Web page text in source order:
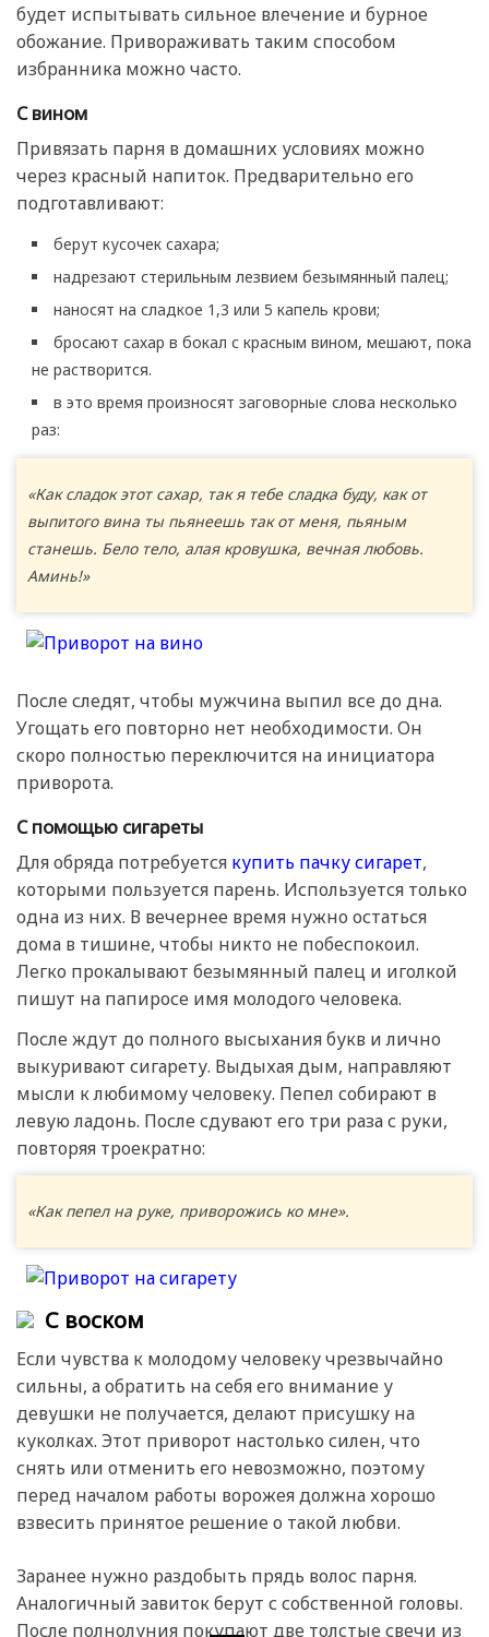
будет испытывать сильное влечение и бурное
обожание. Привораживать таким способом
избранника можно часто.
С вином
Привязать парня в домашних условиях можно
через красный напиток. Предварительно его
подготавливают:
берут кусочек сахара;
надрезают стерильным лезвием безымянный палец;
наносят на сладкое 1,3 или 5 капель крови;
бросают сахар в бокал с красным вином, мешают, пока
не растворится.
в это время произносят заговорные слова несколько
раз:
«Как сладок этот сахар, так я тебе сладка буду, как от
выпитого вина ты пьянеешь так от меня, пьяным
станешь. Бело тело, алая кровушка, вечная любовь.
Аминь!»
После следят, чтобы мужчина выпил все до дна.
Угощать его повторно нет необходимости. Он
скоро полностью переключится на инициатора
приворота.
С помощью сигареты
Для обряда потребуется купить пачку сигарет,
которыми пользуется парень. Используется только
одна из них. В вечернее время нужно остаться
дома в тишине, чтобы никто не побеспокоил.
Легко прокалывают безымянный палец и иголкой
пишут на папиросе имя молодого человека.
После ждут до полного высыхания букв и лично
выкуривают сигарету. Выдыхая дым, направляют
мысли к любимому человеку. Пепел собирают в
левую ладонь. После сдувают его три раза с руки,
повторяя троекратно:
«Как пепел на руке, приворожись ко мне».
С воском
Если чувства к молодому человеку чрезвычайно
сильны, а обратить на себя его внимание у
девушки не получается, делают присушку на
куколках. Этот приворот настолько силен, что
снять или отменить его невозможно, поэтому
перед началом работы ворожея должна хорошо
взвесить принятое решение о такой любви.
Заранее нужно раздобыть прядь волос парня.
Аналогичный завиток берут с собственной головы.
После полнолуния покупают две толстые свечи из